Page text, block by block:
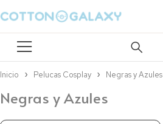
Inicio Pelucas Cosplay Negras y Azules
Negras y Azules